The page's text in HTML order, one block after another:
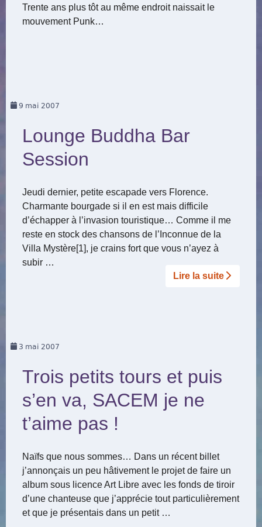
Trente ans plus tôt au même endroit naissait le
mouvement Punk…
9 mai 2007
Lounge Buddha Bar
Session
Jeudi dernier, petite escapade vers Florence.
Charmante bourgade si il en est mais difficile
d’échapper à l’invasion touristique… Comme il me
reste en stock des chansons de l’Inconnue de la
Villa Mystère[1], je crains fort que vous n’ayez à
subir …
Lire la suite­­
3 mai 2007
Trois petits tours et puis
s’en va, SACEM je ne
t’aime pas !
Naïfs que nous sommes… Dans un récent billet
j’annonçais un peu hâtivement le projet de faire un
album sous licence Art Libre avec les fonds de tiroir
d’une chanteuse que j’apprécie tout particulièrement
et que je présentais dans un petit …